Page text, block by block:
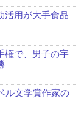
活用が大手食品
権で、男子の宇
ル文学賞作家の